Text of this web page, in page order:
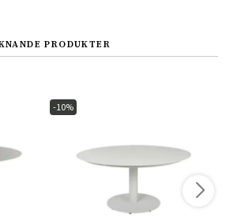
PRODUKTER
-10%